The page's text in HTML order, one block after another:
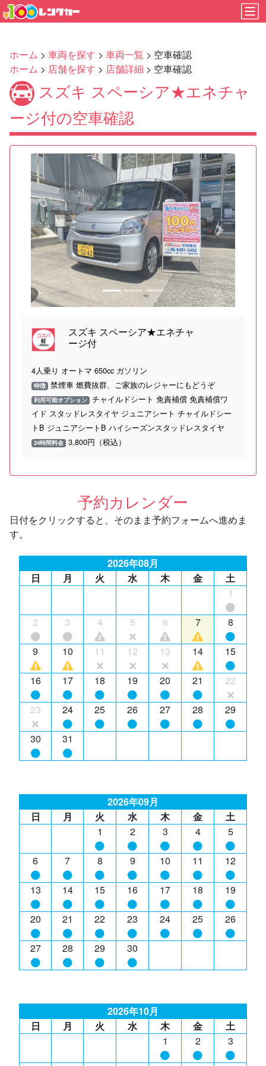
ホーム > 車両を探す > 車両一覧 > 空車確認
ホーム > 店舗を探す > 店舗詳細 > 空車確認
スズキ スペーシア★エネチャ
ージ付の空車確認
Previous Next
スズキ スペーシア★エネチャ
ージ付
4人乗り オートマ 650cc ガソリン
特徴 禁煙車 燃費抜群、ご家族のレジャーにもどうぞ
利用可能オプション チャイルドシート 免責補償 免責補償ワ
イド スタッドレスタイヤ ジュニアシート チャイルドシー
トB ジュニアシートB ハイシーズンスタッドレスタイヤ
24時間料金 3,800円（税込）
予約カレンダー
日付をクリックすると、そのまま予約フォームへ進めま
す。
2026年08月
日
月 火 水 木 金
土
1
2 3 4 5 6 7 8
9 10 11 12 13 14 15
16 17 18 19 20 21 22
23 24 25 26 27 28 29
30 31
2026年09月
日
月 火 水 木 金
土
1
2 3 4 5
6 7 8 9 10 11 12
13 14 15 16 17 18 19
20 21 22 23 24 25 26
27 28 29 30
2026年10月
日
月 火 水 木 金
土
1
2 3